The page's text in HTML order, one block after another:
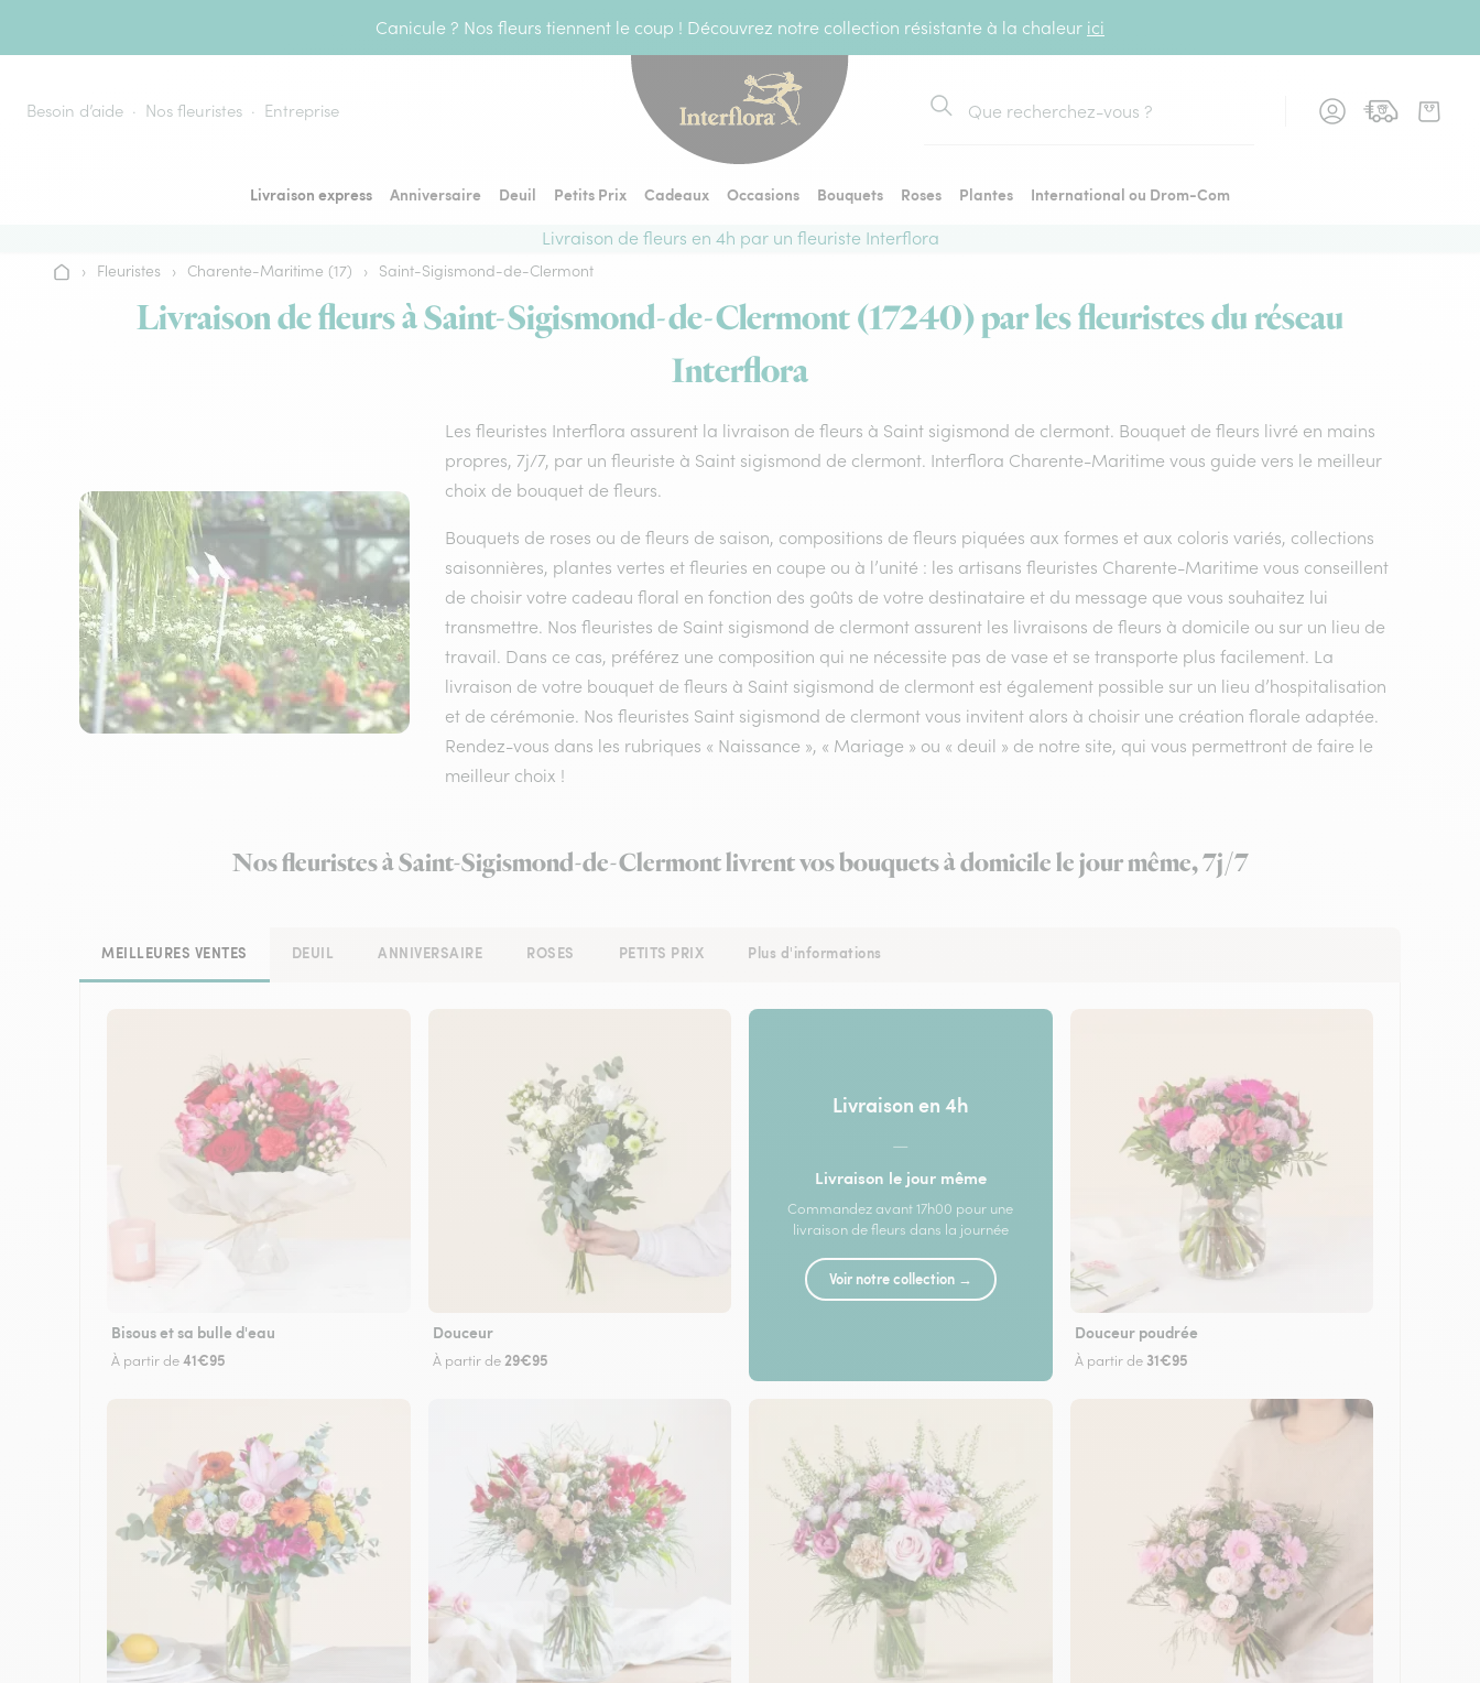
Canicule ? Nos fleurs tiennent le coup ! Découvrez notre collection résistante à la chaleur ici
Besoin d’aide Nos fleuristes Entreprise
Rechercher
Livraison express Anniversaire Deuil Petits Prix Cadeaux Occasions Bouquets Roses Plantes
International ou Drom-Com
Livraison de fleurs en 4h par un fleuriste Interflora
Accueil
› Fleuristes › Charente-Maritime (17) › Saint-Sigismond-de-Clermont
Livraison de fleurs à Saint-Sigismond-de-Clermont (17240) par les fleuristes du réseau
Interflora
Les fleuristes Interflora assurent la livraison de fleurs à Saint sigismond de clermont. Bouquet de fleurs livré en mains
propres, 7j/7, par un fleuriste à Saint sigismond de clermont. Interflora Charente-Maritime vous guide vers le meilleur
choix de bouquet de fleurs.
Bouquets de roses ou de fleurs de saison, compositions de fleurs piquées aux formes et aux coloris variés, collections
saisonnières, plantes vertes et fleuries en coupe ou à l’unité : les artisans fleuristes Charente-Maritime vous conseillent
de choisir votre cadeau floral en fonction des goûts de votre destinataire et du message que vous souhaitez lui
transmettre. Nos fleuristes de Saint sigismond de clermont assurent les livraisons de fleurs à domicile ou sur un lieu de
travail. Dans ce cas, préférez une composition qui ne nécessite pas de vase et se transporte plus facilement. La
livraison de votre bouquet de fleurs à Saint sigismond de clermont est également possible sur un lieu d’hospitalisation
et de cérémonie. Nos fleuristes Saint sigismond de clermont vous invitent alors à choisir une création florale adaptée.
Rendez-vous dans les rubriques « Naissance », « Mariage » ou « deuil » de notre site, qui vous permettront de faire le
meilleur choix !
Nos fleuristes à Saint-Sigismond-de-Clermont livrent vos bouquets à domicile le jour même, 7j/7
MEILLEURES VENTES DEUIL ANNIVERSAIRE ROSES PETITS PRIX Plus d'informations
Bisous et sa bulle d'eau
À partir de41€95
Douceur
À partir de 29€95
Livraison en 4h
—
Livraison le jour même
Commandez avant 17h00 pour une
livraison de fleurs dans la journée
Voir notre collection →
Douceur poudrée
À partir de 31€95